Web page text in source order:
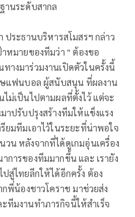
านระดับสากล
ระธานบริหารสโมสรฯ กล่าว
หมายของทีมว่า " ต้องขอ
างมาร่วมงานเปิดตัวในครั้งนี้
แฟนบอล ผู้สนับสนุน ที่ผลงาน
ม่เป็นไปตามผลที่ตั้งไว้ แต่จะ
าปรับปรุงสร้างทีมให้แข็งแรง
ยมทีมเอาไว้ในระยะที่น่าพอใจ
น หลังจากที่ได้ดูเกมอุ่นเครื่อง
ารของทีมมากขึ้น และ เรายัง
สู่ไทยลีกให้ได้อีกครั้ง ต้อง
กพี่น้องชาวโคราช มาช่วยส่ง
ทีมงานทำภารกิจนี้ให้สำเร็จ